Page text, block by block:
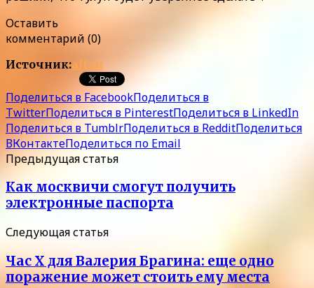
Оставить
комментарий (0)
Источник:aif.ru
Поделиться в FacebookПоделиться в
TwitterПоделиться в PinterestПоделиться в LinkedIn
Поделиться в TumblrПоделиться в RedditПоделиться
ВКонтактеПоделиться по Email
Предыдущая статья
Как москвичи смогут получить
электронные паспорта
Следующая статья
Час Х для Валерия Брагина: еще одно
поражение может стоить ему места